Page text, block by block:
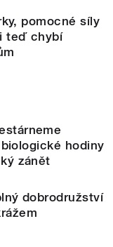
pomocné síly
teď chybí
hodiny
zánět
dobrodružství